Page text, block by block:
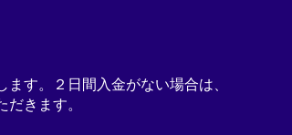
ます。２日間入金がない場合は、
きます。